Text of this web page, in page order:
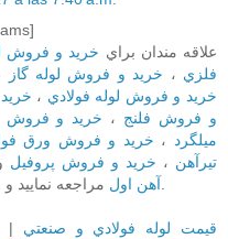
علاقه مندان براي خريد و فروش
فلزي ، خريد و فروش لوله گاز
خريد و فروش لوله فولادي ،
و فروش فلنج ، خريد و فروش
ميلگرد، خريد و فروش ورق
تيرآهن ، خريد و فروش پروفيل
آهن اولمراجعه نماييد و با کارشناسان ما در ارتباط باشيد.
قيمت لوله فولادي و صنعتي |